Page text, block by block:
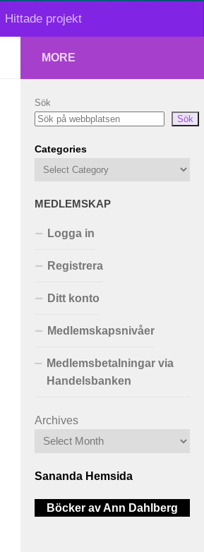
Hittade projekt
MORE
Sök
Sök
Categories
MEDLEMSKAP
Logga in
Registrera
Ditt konto
Medlemskapsnivåer
Medlemsbetalningar via
Handelsbanken
Archives
Sananda Hemsida
Böcker av Ann Dahlberg